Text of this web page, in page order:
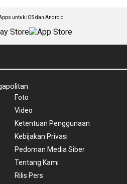
untuk iOS dan Android
Foto
Video
Ketentuan Penggunaan
Kebijakan Privasi
Pedoman Media Siber
Tentang Kami
Rilis Pers